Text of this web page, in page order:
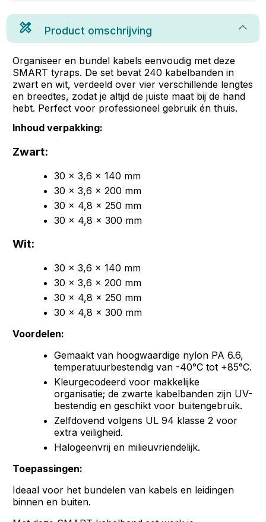
Product omschrijving
Organiseer en bundel kabels eenvoudig met deze
SMART tyraps. De set bevat 240 kabelbanden in
zwart en wit, verdeeld over vier verschillende lengtes
en breedtes, zodat je altijd de juiste maat bij de hand
hebt. Perfect voor professioneel gebruik én thuis.
Inhoud verpakking:
Zwart:
30 x 3,6 x 140 mm
30 x 3,6 x 200 mm
30 x 4,8 x 250 mm
30 x 4,8 x 300 mm
Wit:
30 x 3,6 x 140 mm
30 x 3,6 x 200 mm
30 x 4,8 x 250 mm
30 x 4,8 x 300 mm
Voordelen:
Gemaakt van hoogwaardige nylon PA 6.6,
temperatuurbestendig van -40°C tot +85°C.
Kleurgecodeerd voor makkelijke
organisatie; de zwarte kabelbanden zijn UV-
bestendig en geschikt voor buitengebruik.
Zelfdovend volgens UL 94 klasse 2 voor
extra veiligheid.
Halogeenvrij en milieuvriendelijk.
Toepassingen:
Ideaal voor het bundelen van kabels en leidingen
binnen en buiten.